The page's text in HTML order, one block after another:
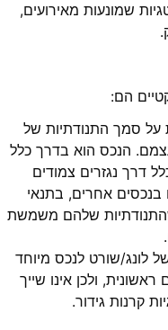
שמונעות מאירועים,
הם:
על סמך התנודתיות של
הנכס הוא בדרך כלל
דרך נגזרים צמודים
בנכסים אחרים, בתנאי
שלהם משמשת
לונג/שורט לנכס מיוחד
ולכן אינו שייך
קרנות גידור.